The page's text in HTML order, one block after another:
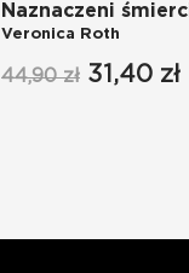
Naznaczeni
Veronica Roth
44,90 zł 31,40 zł